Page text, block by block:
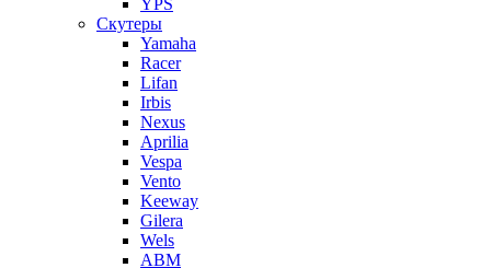
YPS
Скутеры
Yamaha
Racer
Lifan
Irbis
Nexus
Aprilia
Vespa
Vento
Keeway
Gilera
Wels
ABM